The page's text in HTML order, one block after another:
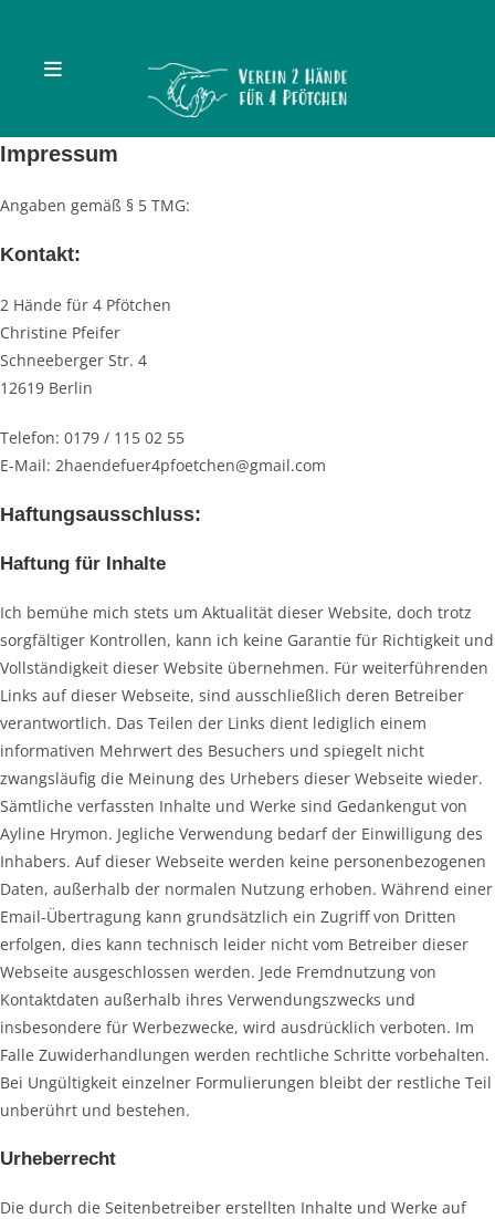
springen
Impressum
Angaben gemäß § 5 TMG:
Kontakt:
2 Hände für 4 Pfötchen
Christine Pfeifer
Schneeberger Str. 4
12619 Berlin
Telefon: 0179 / 115 02 55
E-Mail: 2haendefuer4pfoetchen@gmail.com
Haftungsausschluss:
Haftung für Inhalte
Ich bemühe mich stets um Aktualität dieser Website, doch trotz
sorgfältiger Kontrollen, kann ich keine Garantie für Richtigkeit und
Vollständigkeit dieser Website übernehmen. Für weiterführenden
Links auf dieser Webseite, sind ausschließlich deren Betreiber
verantwortlich. Das Teilen der Links dient lediglich einem
informativen Mehrwert des Besuchers und spiegelt nicht
zwangsläufig die Meinung des Urhebers dieser Webseite wieder.
Sämtliche verfassten Inhalte und Werke sind Gedankengut von
Ayline Hrymon. Jegliche Verwendung bedarf der Einwilligung des
Inhabers. Auf dieser Webseite werden keine personenbezogenen
Daten, außerhalb der normalen Nutzung erhoben. Während einer
Email-Übertragung kann grundsätzlich ein Zugriff von Dritten
erfolgen, dies kann technisch leider nicht vom Betreiber dieser
Webseite ausgeschlossen werden. Jede Fremdnutzung von
Kontaktdaten außerhalb ihres Verwendungszwecks und
insbesondere für Werbezwecke, wird ausdrücklich verboten. Im
Falle Zuwiderhandlungen werden rechtliche Schritte vorbehalten.
Bei Ungültigkeit einzelner Formulierungen bleibt der restliche Teil
unberührt und bestehen.
Urheberrecht
Die durch die Seitenbetreiber erstellten Inhalte und Werke auf